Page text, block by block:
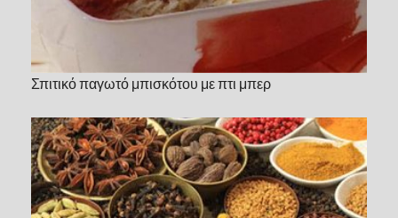
Σπιτικό παγωτό μπισκότου με πτι μπερ